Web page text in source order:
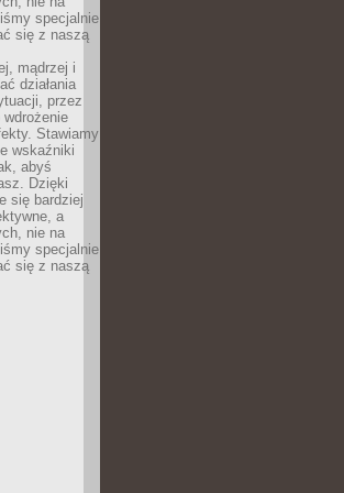
specjalnie
się z naszą
mądrzej i
działania
przez
Stawiamy
wskaźniki
abyś
Dzięki
się bardziej
a
nie na
specjalnie
się z naszą